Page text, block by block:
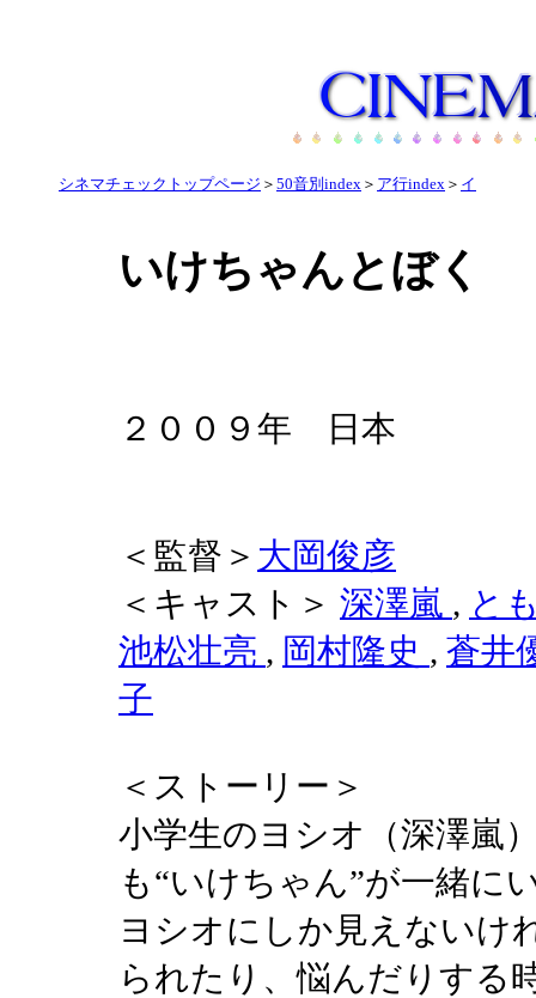
シネマチェックトップページ ＞ 50音別index ＞ ア行index ＞ イ
いけちゃんとぼく
２００９年 日本
＜監督＞ 大岡俊彦
＜キャスト＞ 深澤嵐 , と
池松壮亮 , 岡村隆史 , 蒼井
子
＜ストーリー＞
小学生のヨシオ（深澤嵐
も“いけちゃん”が一緒に
ヨシオにしか見えないけ
られたり、悩んだりする